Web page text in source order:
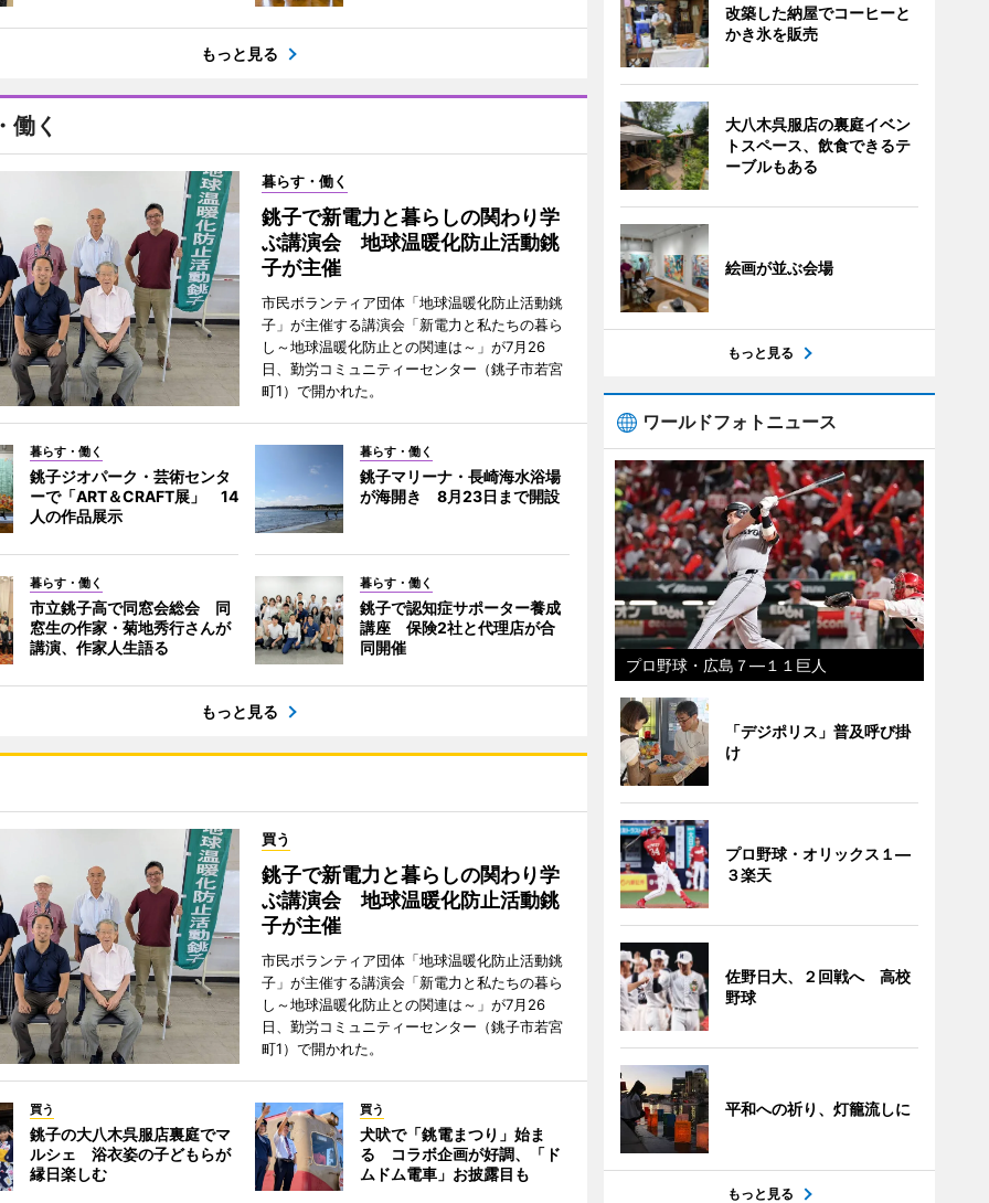
もっと見る
働く
暮らす・働く
銚子で新電力と暮らしの関わり学
ぶ講演会 地球温暖化防止活動銚
子が主催
市民ボランティア団体「地球温暖化防止活動銚
子」が主催する講演会「新電力と私たちの暮ら
し～地球温暖化防止との関連は～」が7月26
日、勤労コミュニティーセンター（銚子市若宮
町1）で開かれた。
暮らす・働く
銚子ジオパーク・芸術センタ
ーで「ART＆CRAFT展」 14
人の作品展示
暮らす・働く
銚子マリーナ・長崎海水浴場
が海開き 8月23日まで開設
暮らす・働く
市立銚子高で同窓会総会 同
窓生の作家・菊地秀行さんが
講演、作家人生語る
暮らす・働く
銚子で認知症サポーター養成
講座 保険2社と代理店が合
同開催
もっと見る
買う
銚子で新電力と暮らしの関わり学
ぶ講演会 地球温暖化防止活動銚
子が主催
市民ボランティア団体「地球温暖化防止活動銚
子」が主催する講演会「新電力と私たちの暮ら
し～地球温暖化防止との関連は～」が7月26
日、勤労コミュニティーセンター（銚子市若宮
町1）で開かれた。
買う
銚子の大八木呉服店裏庭でマ
ルシェ 浴衣姿の子どもらが
縁日楽しむ
買う
犬吠で「銚電まつり」始ま
る コラボ企画が好調、「ド
ムドム電車」お披露目も
改築した納屋でコーヒーと
かき氷を販売
大八木呉服店の裏庭イベン
トスペース、飲食できるテ
ーブルもある
絵画が並ぶ会場
もっと見る
ワールドフォトニュース
プロ野球・広島７―１１巨人
「デジポリス」普及呼び掛
け
プロ野球・オリックス１―
３楽天
佐野日大、２回戦へ 高校
野球
平和への祈り、灯籠流しに
もっと見る